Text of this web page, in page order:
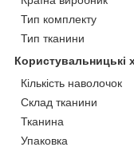
Тип комплекту
Тип тканини
Користувальницькі
Кількість наволочок
Склад тканини
Тканина
Упаковка